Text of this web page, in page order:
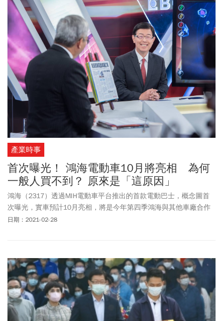
產業時事
首次曝光！ 鴻海電動車10月將亮相 為何
一般人買不到？ 原來是「這原因」
鴻海（2317）透過MIH電動車平台推出的首款電動巴士，概念圖首
次曝光，實車預計10月亮相，將是今年第四季鴻海與其他車廠合作
的多款電動車之一。鴻海希望流著自家血液的電動巴士，能從國內
能繼續幫別人打工」。
日期：2021-02-28